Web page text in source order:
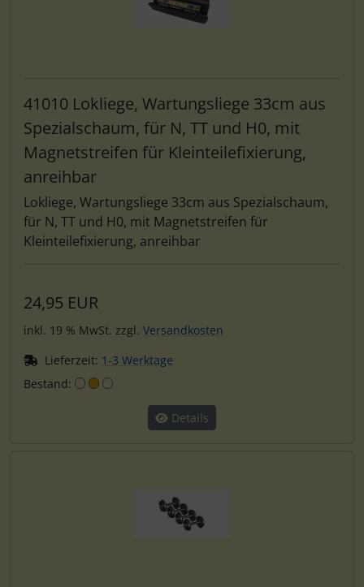
41010 Lokliege, Wartungsliege 33cm aus
Spezialschaum, für N, TT und H0, mit
Magnetstreifen für Kleinteilefixierung,
anreihbar
Lokliege, Wartungsliege 33cm aus Spezialschaum,
für N, TT und H0, mit Magnetstreifen für
Kleinteilefixierung, anreihbar
24,95 EUR
inkl. 19 % MwSt. zzgl. Versandkosten
Lieferzeit: 1-3 Werktage
Bestand:
Details